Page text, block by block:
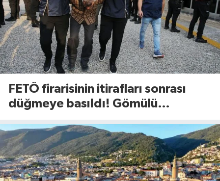
FETÖ firarisinin itirafları sonrası
düğmeye basıldı! Gömülü